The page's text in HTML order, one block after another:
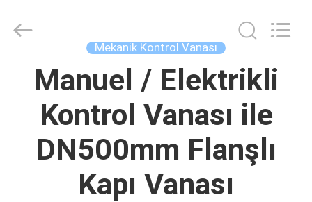
ÜRÜN:%
HAKKIMIZDA
Rights
Mekanik Kontrol Vanası
Manuel / Elektrikli
Kontrol Vanası ile
DN500mm Flanşlı
Kapı Vanası